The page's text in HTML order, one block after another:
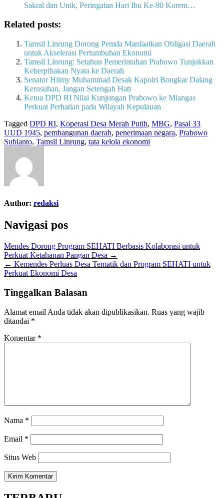
Sakral dan Unik, Peringatan Hari Ibu Ke-90 Korem…
Related posts:
Tamsil Linrung Dorong Pemda Manfaatkan Obligasi Daerah
untuk Akselerasi Pertumbuhan Ekonomi
Tamsil Linrung: Setahun Pemerintahan Prabowo Tunjukkan
Keberpihakan Nyata ke Daerah
Senator Hilmy Muhammad Desak Kapolri Bongkar Dalang
Kerusuhan, Jangan Setengah Hati
Ketua DPD RI Nilai Kunjungan Prabowo ke Miangas
Perkuat Perhatian pada Wilayah Kepulauan
Tagged DPD RI, Koperasi Desa Merah Putih, MBG, Pasal 33
UUD 1945, pembangunan daerah, penerimaan negara, Prabowo
Subianto, Tamsil Linrung, tata kelola ekonomi
Author: redaksi
Navigasi pos
Mendes Dorong Program SEHATI Berbasis Kolaborasi untuk
Perkuat Ketahanan Pangan Desa →
← Kemendes Perluas Desa Tematik dan Program SEHATI untuk
Perkuat Ekonomi Desa
Tinggalkan Balasan
Alamat email Anda tidak akan dipublikasikan. Ruas yang wajib
ditandai *
Komentar *
Nama *
Email *
Situs Web